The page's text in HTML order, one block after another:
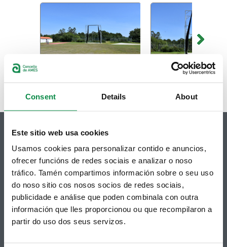
Consent Details About
Este sitio web usa cookies
Usamos cookies para personalizar contido e anuncios,
ofrecer funcións de redes sociais e analizar o noso
tráfico. Tamén compartimos información sobre o seu uso
do noso sitio cos nosos socios de redes sociais,
publicidade e análise que poden combinala con outra
información que lles proporcionou ou que recompilaron a
partir do uso dos seus servizos.
© Concello de Ames
Praza do Concello, 2 |15220
Bertamiráns (Ames)
Telf 981 883 002 | Fax 981 883 925
Suscripción boletines